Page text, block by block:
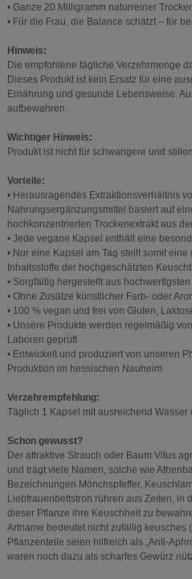
• Ganze 20 Milligramm naturreiner
• Für die Frau, die Balance schätzt – für
Hinweis:
Die empfohlene tägliche Verzehrmenge
Dieses Produkt ist kein Ersatz für eine
Ernährung und gesunde Lebensweise.
aufbewahren.
Wichtiger Hinweis:
Produkt ist nicht für schwangere und
Vorteile:
• Herausragendes Extraktionsverhältnis
Nahrungsergänzungsmittel basiert auf
hochkonzentrierten Trockenextrakt aus
• Jede vegane Kapsel enthält eine
• Nur eine Kapsel am Tag stellt somit
Inhaltsstoffe der hochgeschätzten
• Sorgfältig hergestellt aus
• Ohne Zusätze künstlicher Farb- oder
• 100 % vegan und frei von Gluten,
• Unsere Produkte werden regelmäßig
Laboren geprüft
• Entwickelt und produziert von unseren
Produktion im hessischen Nauheim
Verzehrempfehlung:
Täglich 1 Kapsel mit ausreichend Wasser
Schon gewusst?
Der attraktive Strauch oder Baum Vitus
und trägt viele Namen, solche wie
Bezeichnungen Mönchspfeffer,
Liebfrauenbettstroh rühren aus Zeiten, in
dieser Pflanze ihre Keuschheit zu
Artname bedeutet nicht zufällig keusches
Pflanzenteile seien hilfreich als „Anti-
waren noch dazu als scharfes Gewürz